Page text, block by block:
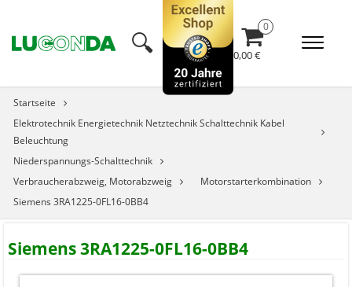
🔍︎ 0,00 €
Startseite
Elektrotechnik Energietechnik Netztechnik Schalttechnik Kabel
Beleuchtung
Niederspannungs-Schalttechnik
Verbraucherabzweig, Motorabzweig
Motorstarterkombination
Siemens 3RA1225-0FL16-0BB4
Siemens 3RA1225-0FL16-0BB4